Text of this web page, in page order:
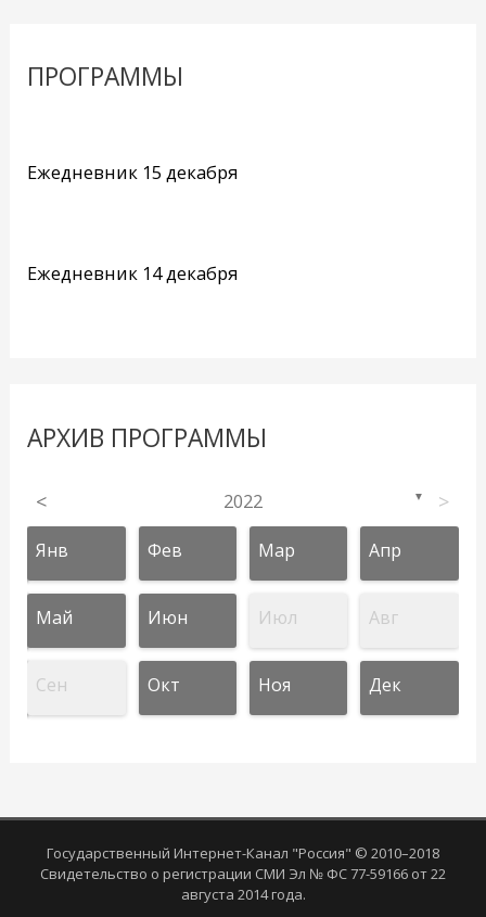
ПРОГРАММЫ
Ежедневник 15 декабря
Ежедневник 14 декабря
АРХИВ ПРОГРАММЫ
< 2022 ▼ >
Янв Фев Мар Апр
Май Июн Июл Авг
Сен Окт Ноя Дек
Государственный Интернет-Канал "Россия" © 2010–2018
Свидетельство о регистрации СМИ Эл № ФС 77-59166 от 22
августа 2014 года.